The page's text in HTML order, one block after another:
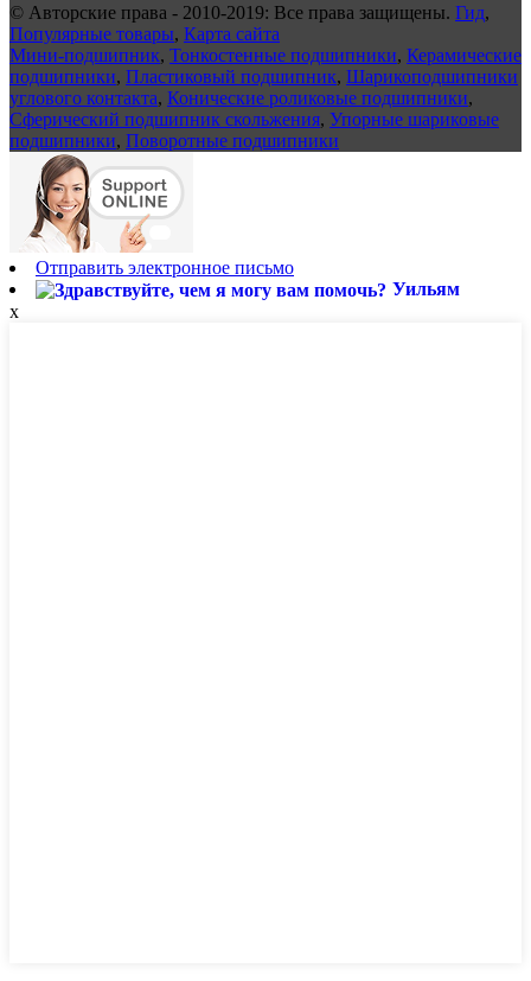
© Авторские права - 2010-2019: Все права защищены. Гид,
Популярные товары, Карта сайта
Мини-подшипник, Тонкостенные подшипники, Керамические
подшипники, Пластиковый подшипник, Шарикоподшипники
углового контакта, Конические роликовые подшипники,
Сферический подшипник скольжения, Упорные шариковые
подшипники, Поворотные подшипники
Отправить электронное письмо
Уильям
x